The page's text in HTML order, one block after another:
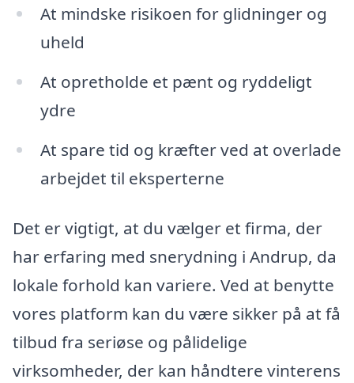
At mindske risikoen for glidninger og
uheld
At opretholde et pænt og ryddeligt
ydre
At spare tid og kræfter ved at overlade
arbejdet til eksperterne
Det er vigtigt, at du vælger et firma, der
har erfaring med snerydning i Andrup, da
lokale forhold kan variere. Ved at benytte
vores platform kan du være sikker på at få
tilbud fra seriøse og pålidelige
virksomheder, der kan håndtere vinterens